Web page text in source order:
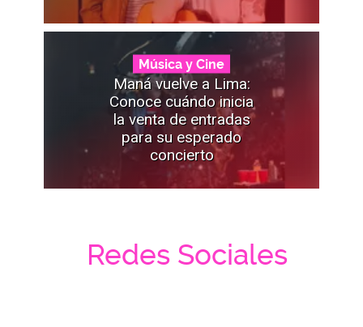
Música y Cine
Maná vuelve a Lima:
Conoce cuándo inicia
la venta de entradas
para su esperado
concierto
Redes Sociales